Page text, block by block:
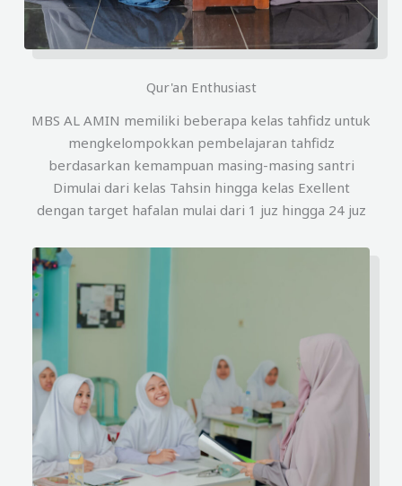
Qur'an Enthusiast
MBS AL AMIN memiliki beberapa kelas tahfidz untuk
mengkelompokkan pembelajaran tahfidz
berdasarkan kemampuan masing-masing santri
Dimulai dari kelas Tahsin hingga kelas Exellent
dengan target hafalan mulai dari 1 juz hingga 24 juz